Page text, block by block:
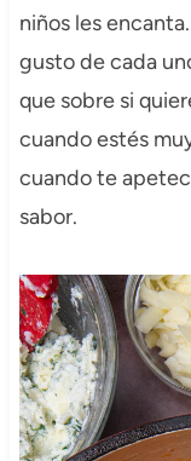
niños les
gusto de cada
que sobre si
cuando estés
cuando te
sabor.